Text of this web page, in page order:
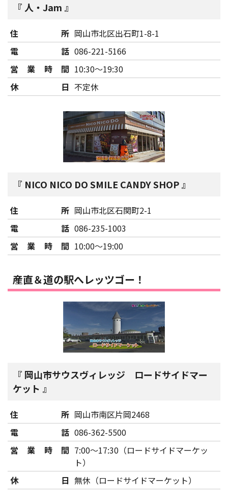
人・Jam
住所 岡山市北区出石町1-8-1
電話 086-221-5166
営業時間 10:30～19:30
休日 不定休
NICO NICO DO SMILE CANDY SHOP
住所 岡山市北区石関町2-1
電話 086-235-1003
営業時間 10:00～19:00
産直＆道の駅へレッツゴー！
岡山市サウスヴィレッジ ロードサイドマー
ケット
住所 岡山市南区片岡2468
電話 086-362-5500
営業時間 7:00～17:30（ロードサイドマーケッ
ト）
休日 無休（ロードサイドマーケット）